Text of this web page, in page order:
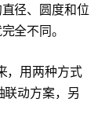
径、圆度和位
全不同。
，用两种方式
动方案，另